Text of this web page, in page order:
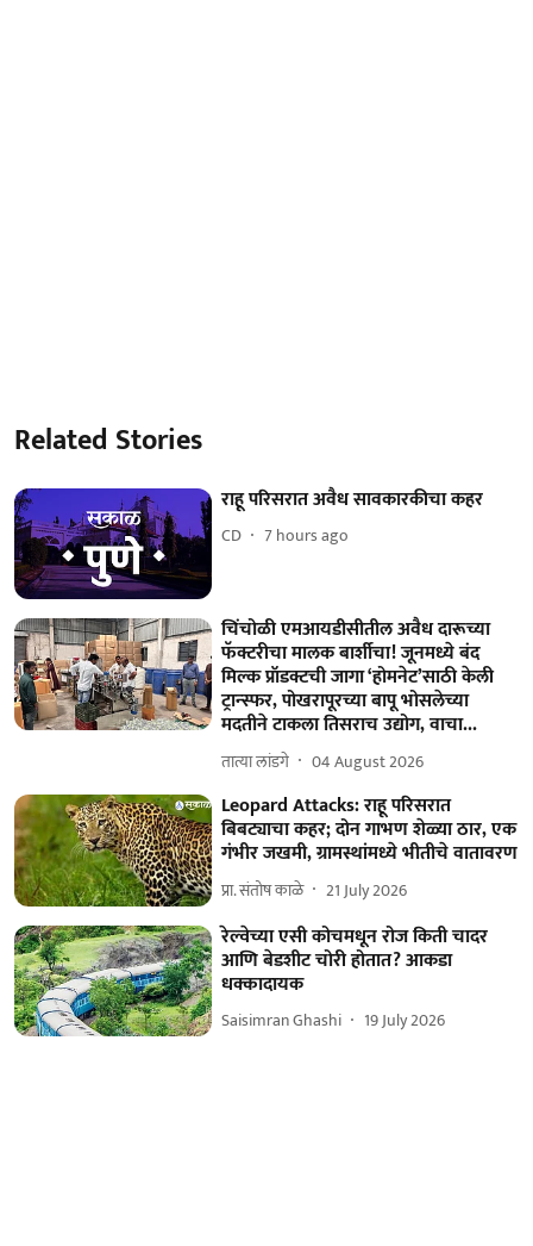
Related Stories
राहू परिसरात अवैध सावकारकीचा कहर
CD 7 hours ago
चिंचोळी एमआयडीसीतील अवैध दारूच्या
फॅक्टरीचा मालक बार्शीचा! जूनमध्ये बंद
मिल्क प्रॉडक्टची जागा ‘होमनेट’साठी केली
ट्रान्स्फर, पोखरापूरच्या बापू भोसलेच्या
मदतीने टाकला तिसराच उद्योग, वाचा...
तात्या लांडगे 04 August 2026
Leopard Attacks: राहू परिसरात
बिबट्याचा कहर; दोन गाभण शेळ्या ठार, एक
गंभीर जखमी, ग्रामस्थांमध्ये भीतीचे वातावरण
प्रा. संतोष काळे 21 July 2026
रेल्वेच्या एसी कोचमधून रोज किती चादर
आणि बेडशीट चोरी होतात? आकडा
धक्कादायक
Saisimran Ghashi 19 July 2026